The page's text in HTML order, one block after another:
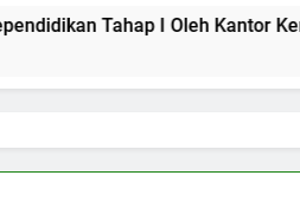
I Oleh Kantor Kementerian